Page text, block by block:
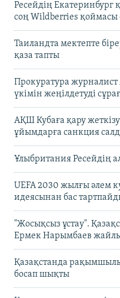
Ресейдің
соң Wildberries қоймасы
Таиландта мектепте
қаза тапты
Прокуратура
үкімін жеңілдетуді
АҚШ Кубаға қару
ұйымдарға санкция
Ұлыбритания Ресейдің
UEFA 2030 жылғы әлем
идеясынан бас
"Жосықсыз ұстау".
Ермек Нарымбаев
Қазақстанда
босап шықты